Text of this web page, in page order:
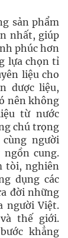
sản phẩm
nhất, giúp
phúc hơn
lựa chọn tỉ
liệu cho
dược liệu,
nên không
từ nước
chú trọng
người
cung.
tòi, nghiên
dụng các
đời những
người Việt.
thế giới.
khẳng